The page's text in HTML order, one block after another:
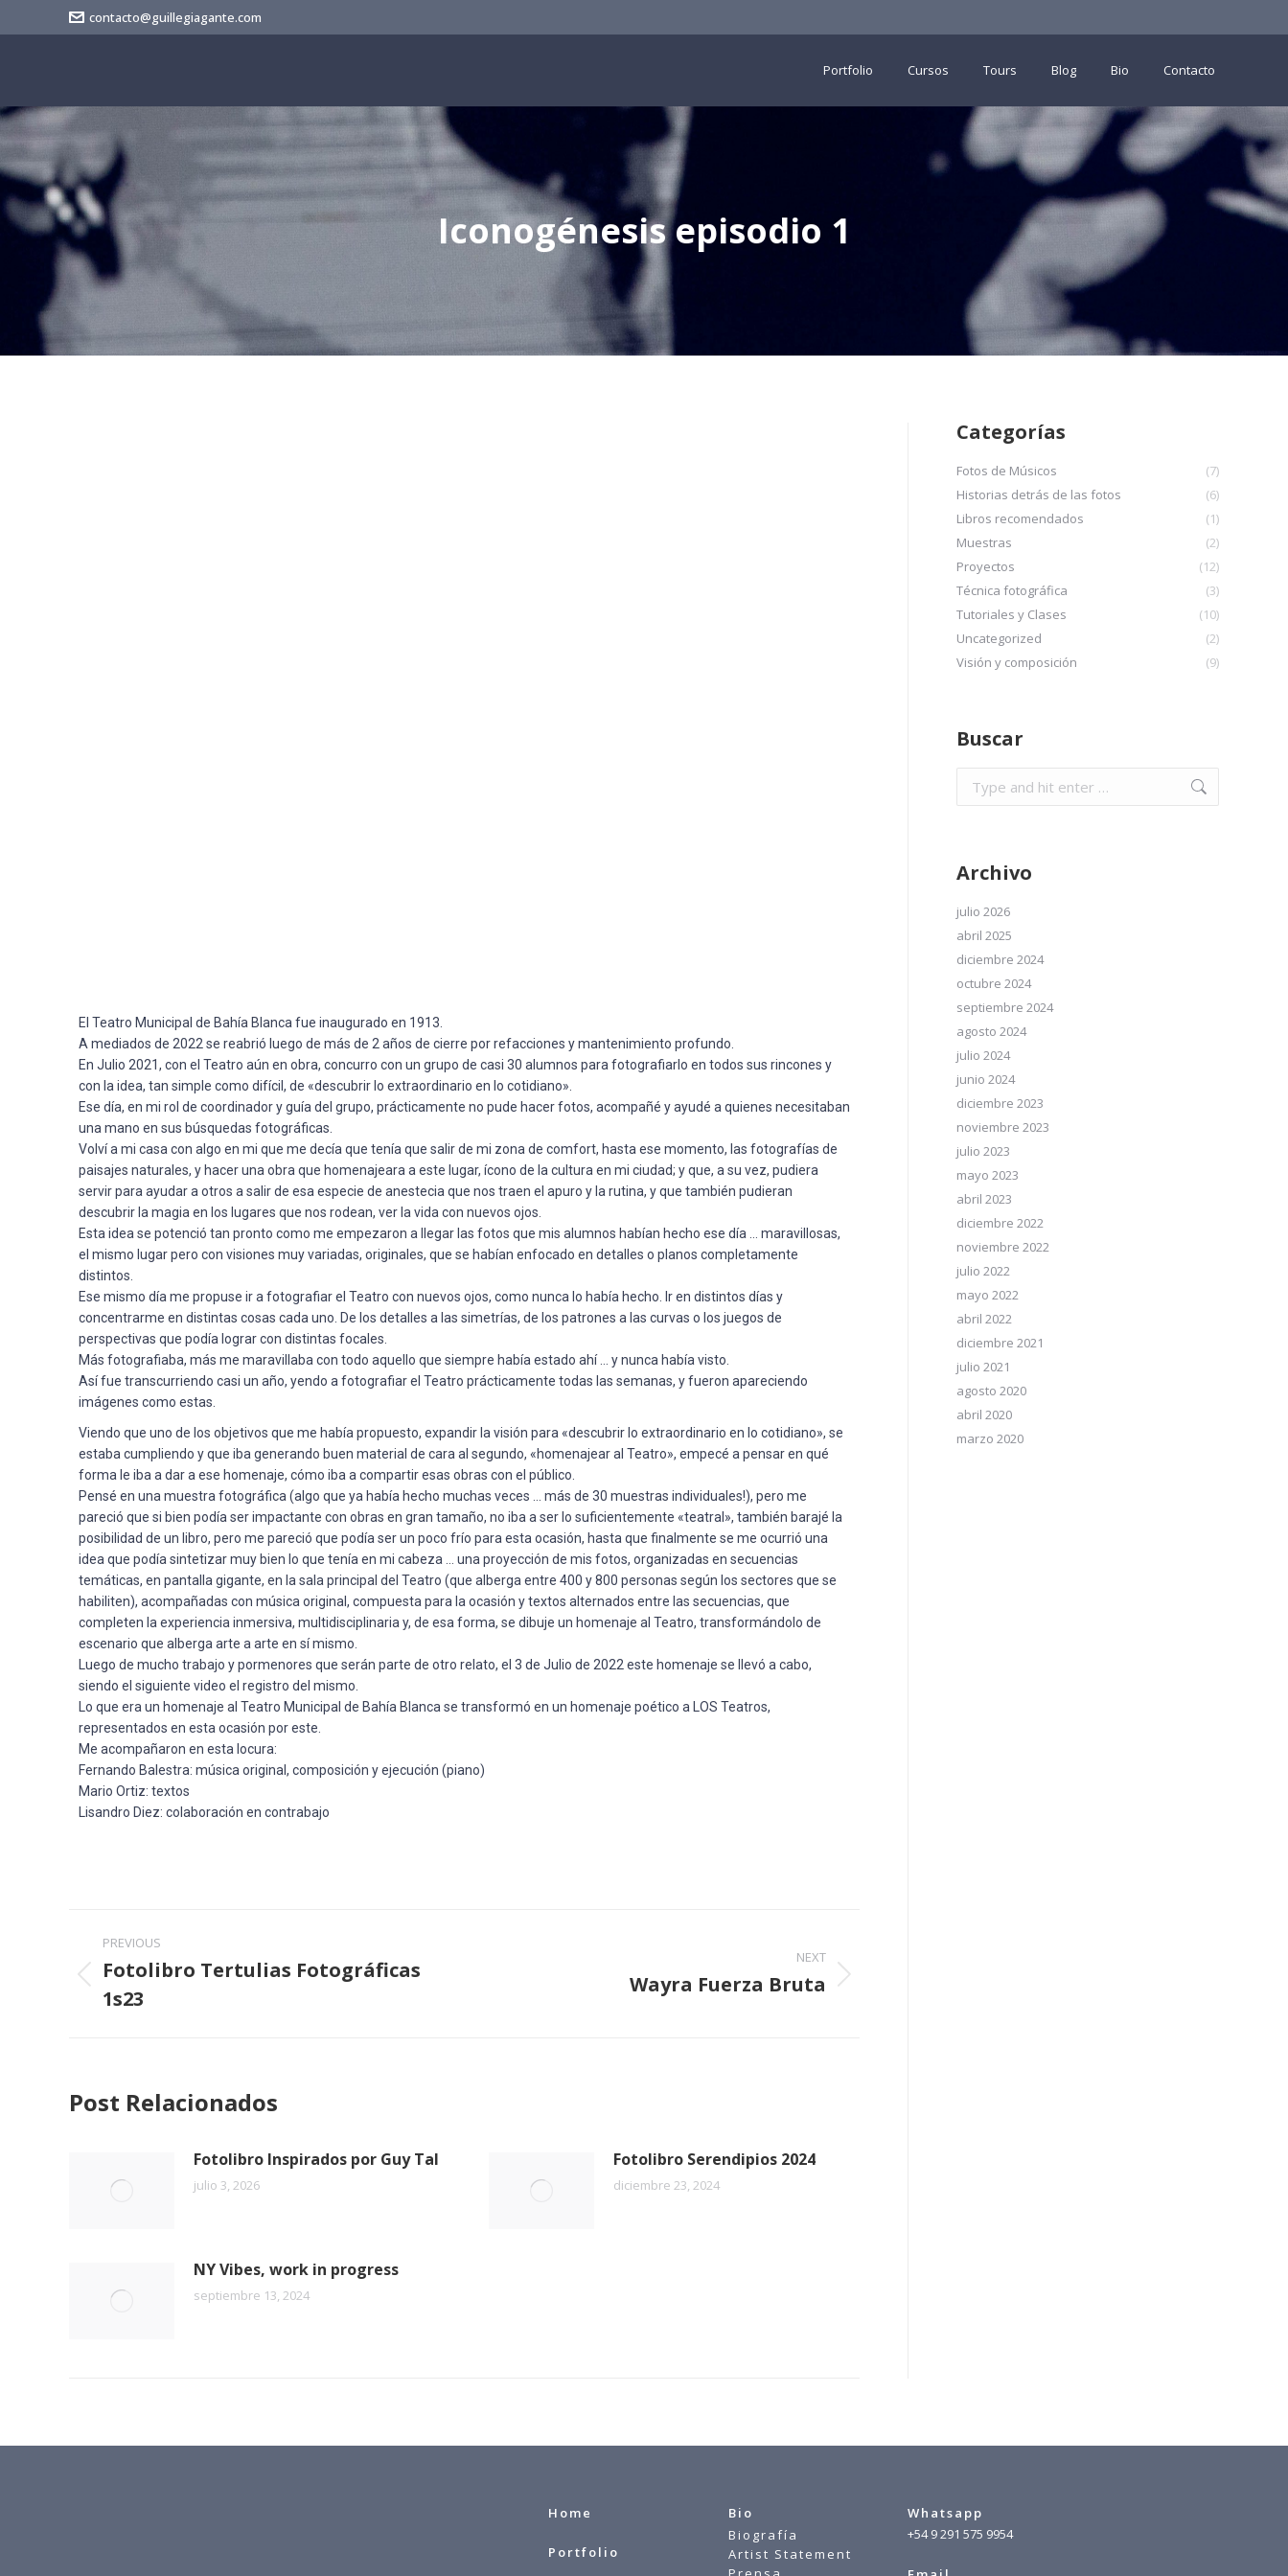
contacto@guillegiagante.com
Portfolio Cursos Tours Blog Bio Contacto
Iconogénesis episodio 1
El Teatro Municipal de Bahía Blanca fue inaugurado en 1913.
A mediados de 2022 se reabrió luego de más de 2 años de cierre por refacciones y mantenimiento profundo.
En Julio 2021, con el Teatro aún en obra, concurro con un grupo de casi 30 alumnos para fotografiarlo en todos sus rincones y
con la idea, tan simple como difícil, de «descubrir lo extraordinario en lo cotidiano».
Ese día, en mi rol de coordinador y guía del grupo, prácticamente no pude hacer fotos, acompañé y ayudé a quienes necesitaban
una mano en sus búsquedas fotográficas.
Volví a mi casa con algo en mi que me decía que tenía que salir de mi zona de comfort, hasta ese momento, las fotografías de
paisajes naturales, y hacer una obra que homenajeara a este lugar, ícono de la cultura en mi ciudad; y que, a su vez, pudiera
servir para ayudar a otros a salir de esa especie de anestecia que nos traen el apuro y la rutina, y que también pudieran
descubrir la magia en los lugares que nos rodean, ver la vida con nuevos ojos.
Esta idea se potenció tan pronto como me empezaron a llegar las fotos que mis alumnos habían hecho ese día … maravillosas,
el mismo lugar pero con visiones muy variadas, originales, que se habían enfocado en detalles o planos completamente
distintos.
Ese mismo día me propuse ir a fotografiar el Teatro con nuevos ojos, como nunca lo había hecho. Ir en distintos días y
concentrarme en distintas cosas cada uno. De los detalles a las simetrías, de los patrones a las curvas o los juegos de
perspectivas que podía lograr con distintas focales.
Más fotografiaba, más me maravillaba con todo aquello que siempre había estado ahí … y nunca había visto.
Así fue transcurriendo casi un año, yendo a fotografiar el Teatro prácticamente todas las semanas, y fueron apareciendo
imágenes como estas.
Viendo que uno de los objetivos que me había propuesto, expandir la visión para «descubrir lo extraordinario en lo cotidiano», se
estaba cumpliendo y que iba generando buen material de cara al segundo, «homenajear al Teatro», empecé a pensar en qué
forma le iba a dar a ese homenaje, cómo iba a compartir esas obras con el público.
Pensé en una muestra fotográfica (algo que ya había hecho muchas veces … más de 30 muestras individuales!), pero me
pareció que si bien podía ser impactante con obras en gran tamaño, no iba a ser lo suficientemente «teatral», también barajé la
posibilidad de un libro, pero me pareció que podía ser un poco frío para esta ocasión, hasta que finalmente se me ocurrió una
idea que podía sintetizar muy bien lo que tenía en mi cabeza … una proyección de mis fotos, organizadas en secuencias
temáticas, en pantalla gigante, en la sala principal del Teatro (que alberga entre 400 y 800 personas según los sectores que se
habiliten), acompañadas con música original, compuesta para la ocasión y textos alternados entre las secuencias, que
completen la experiencia inmersiva, multidisciplinaria y, de esa forma, se dibuje un homenaje al Teatro, transformándolo de
escenario que alberga arte a arte en sí mismo.
Luego de mucho trabajo y pormenores que serán parte de otro relato, el 3 de Julio de 2022 este homenaje se llevó a cabo,
siendo el siguiente video el registro del mismo.
Lo que era un homenaje al Teatro Municipal de Bahía Blanca se transformó en un homenaje poético a LOS Teatros,
representados en esta ocasión por este.
Me acompañaron en esta locura:
Fernando Balestra: música original, composición y ejecución (piano)
Mario Ortiz: textos
Lisandro Diez: colaboración en contrabajo
PREVIOUS
Fotolibro Tertulias Fotográficas
1s23
NEXT
Wayra Fuerza Bruta
Post Relacionados
Fotolibro Inspirados por Guy Tal
julio 3, 2026
Fotolibro Serendipios 2024
diciembre 23, 2024
NY Vibes, work in progress
septiembre 13, 2024
Categorías
Fotos de Músicos
(7)
Historias detrás de las fotos
(6)
Libros recomendados
(1)
Muestras
(2)
Proyectos
(12)
Técnica fotográfica
(3)
Tutoriales y Clases
(10)
Uncategorized
(2)
Visión y composición
(9)
Buscar
Archivo
julio 2026
abril 2025
diciembre 2024
octubre 2024
septiembre 2024
agosto 2024
julio 2024
junio 2024
diciembre 2023
noviembre 2023
julio 2023
mayo 2023
abril 2023
diciembre 2022
noviembre 2022
julio 2022
mayo 2022
abril 2022
diciembre 2021
julio 2021
agosto 2020
abril 2020
marzo 2020
Home
Portfolio
Bio
Biografía
Artist Statement
Whatsapp
+54 9 291 575 9954